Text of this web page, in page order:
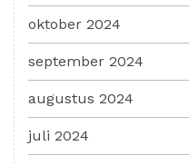
oktober 2024
september 2024
augustus 2024
juli 2024